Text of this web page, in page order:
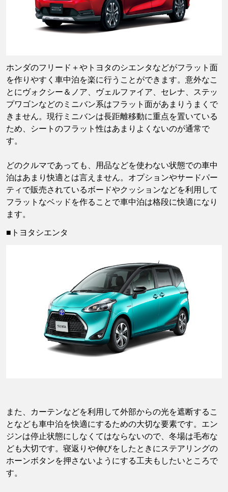
ホンダのフリード＋やトヨタのシエンタなどがフラット面
を作りやすく車中泊を楽に行うことができます。意外なこ
とにヴォクシー＆ノア、ヴェルファイア、セレナ、ステッ
プワゴンなどのミニバン系はフラット面があまりうまくで
きません。現行ミニバンは長距離移動に重点を置いている
ため、シートのフラット性はあまりよくないのが通常で
す。
どのクルマであっても、用品などを使わない状態での車中
泊はあまり快適とは言えません。オプションやサードパー
ティで販売されているボードやクッションなどを利用して
フラットなベッドを作ることで車中泊は格段に快適になり
ます。
■トヨタシエンタ
また、カーテンなどを利用して外部からの光を遮断するこ
となども車中泊を快適にするための大切な要素です。エン
ジンは停止状態にしなくてはならないので、冬場は毛布な
ども大切です。寝返りや伸びをしたときにステアリングの
ホーンボタンを押さないようにする工夫もしたいところで
す。